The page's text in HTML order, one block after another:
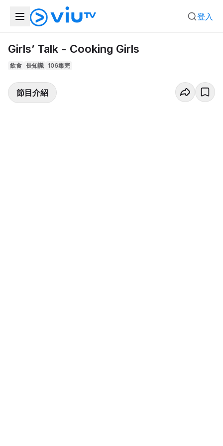
登入
Girls’ Talk - Cooking Girls
飲食 長知識 106集完
節目介紹